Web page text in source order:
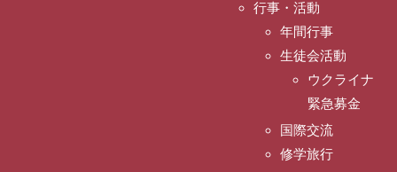
行事・活動
年間行事
生徒会活動
ウクライナ
緊急募金
国際交流
修学旅行